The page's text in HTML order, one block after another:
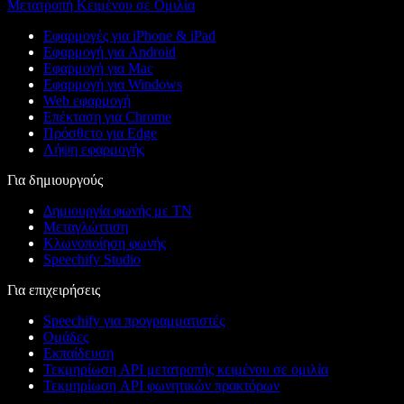
Μετατροπή Κειμένου σε Ομιλία
Εφαρμογές για iPhone & iPad
Εφαρμογή για Android
Εφαρμογή για Mac
Εφαρμογή για Windows
Web εφαρμογή
Επέκταση για Chrome
Πρόσθετο για Edge
Λήψη εφαρμογής
Για δημιουργούς
Δημιουργία φωνής με ΤΝ
Μεταγλώττιση
Κλωνοποίηση φωνής
Speechify Studio
Για επιχειρήσεις
Speechify για προγραμματιστές
Ομάδες
Εκπαίδευση
Τεκμηρίωση API μετατροπής κειμένου σε ομιλία
Τεκμηρίωση API φωνητικών πρακτόρων